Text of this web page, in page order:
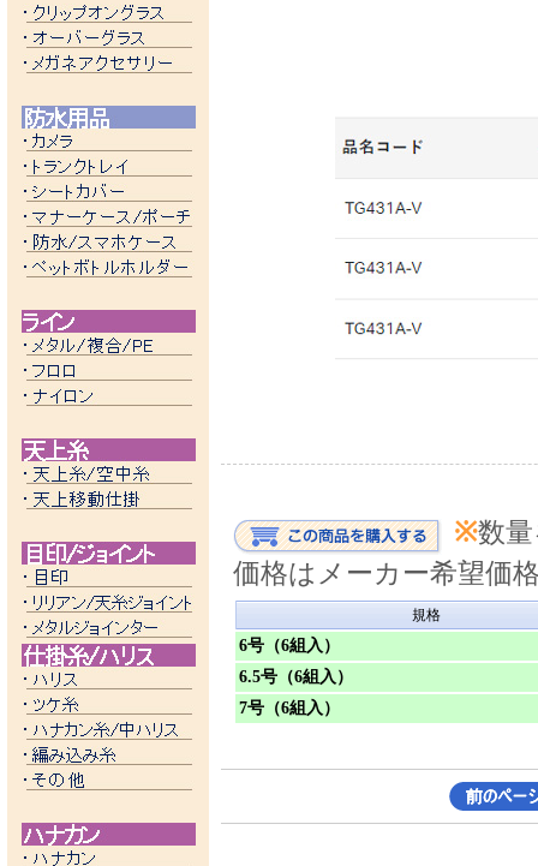
※数
価格はメーカー希望価
規格
6号（6組入）
6.5号（6組入）
7号（6組入）